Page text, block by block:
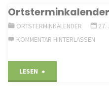
ORTSTERMINKALENDER
27.
KOMMENTAR HINTERLASSEN
LESEN